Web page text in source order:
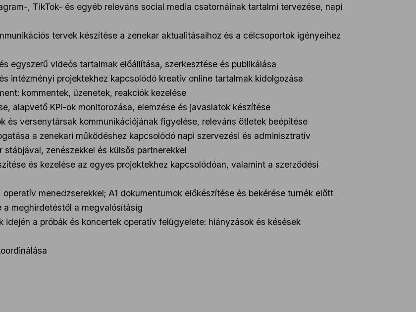
, TikTok- és egyéb releváns social media csatornáinak tartalmi tervezése, napi
tervek készítése a zenekar aktualitásaihoz és a célcsoportok igényeihez
egyszerű videós tartalmak előállítása, szerkesztése és publikálása
intézményi projektekhez kapcsolódó kreatív online tartalmak kidolgozása
kommentek, üzenetek, reakciók kezelése
alapvető KPI-ok monitorozása, elemzése és javaslatok készítése
és versenytársak kommunikációjának figyelése, releváns ötletek beépítése
a zenekari működéshez kapcsolódó napi szervezési és adminisztratív
zenészekkel és külsős partnerekkel
és kezelése az egyes projektekhez kapcsolódóan, valamint a szerződési
menedzserekkel; A1 dokumentumok előkészítése és bekérése turnék előtt
a meghirdetéstől a megvalósításig
idején a próbák és koncertek operatív felügyelete: hiányzások és késések